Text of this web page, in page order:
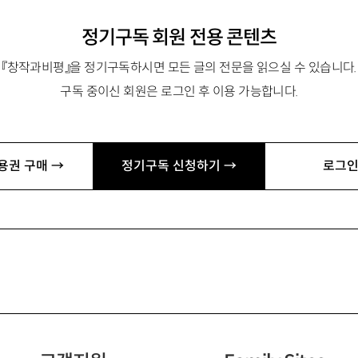
정기구독 회원 전용 콘텐츠
『창작과비평』을 정기구독하시면 모든 글의 전문을 읽으실 수 있습니다.
구독 중이신 회원은 로그인 후 이용 가능합니다.
권 구매 → 정기구독 신청하기 → 로그